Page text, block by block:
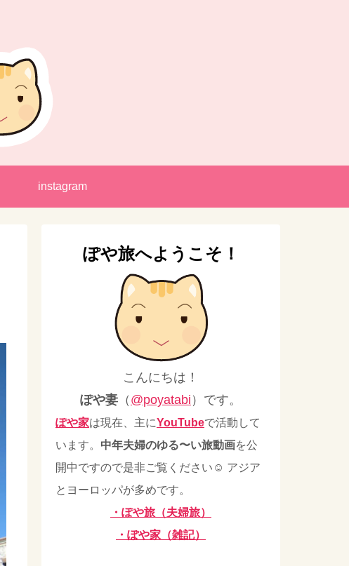
instagram
ぽや旅へようこそ！
こんにちは！
ぽや妻 （ @poyatabi ）です。
ぽや家は現在、主にYouTubeで活動して
います。 中年夫婦のゆる〜い旅動画を公
開中ですので是非ご覧ください☺ アジア
とヨーロッパが多めです。
・ぽや旅（夫婦旅）
・ぽや家（雑記）